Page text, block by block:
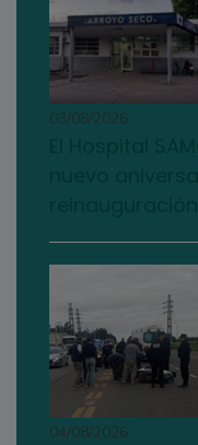
03/08/2026
04/08/2026